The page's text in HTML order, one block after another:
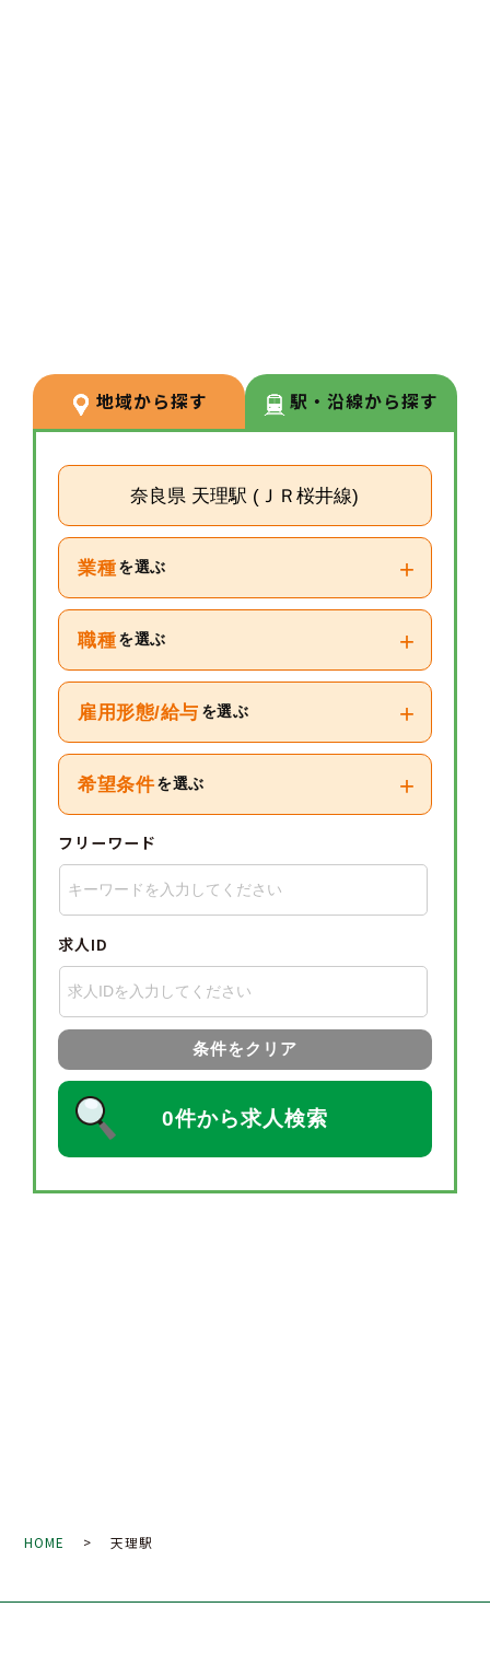
ーターや研修など＋αの業務チャ
レンジの可能性もございます。
地域から探す 駅・沿線から探す
奈良県 天理駅 (ＪＲ桜井線)
業種 を選ぶ +
職種 を選ぶ +
雇用形態/給与 を選ぶ +
希望条件 を選ぶ +
フリーワード
求人ID
条件をクリア
0件から求人検索
HOME > 天理駅